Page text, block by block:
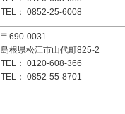
TEL： 0852-25-6008
〒690-0031
島根県松江市山代町825-2
TEL： 0120-608-366
TEL： 0852-55-8701